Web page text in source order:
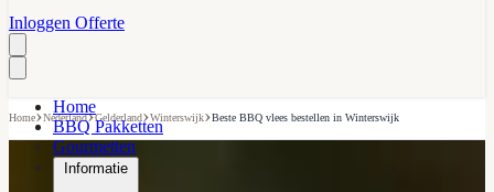
Inloggen Offerte
Home
BBQ Pakketten
Gourmetten
Informatie
Home›Nederland›Gelderland›Winterswijk›Beste BBQ vlees bestellen in Winterswijk